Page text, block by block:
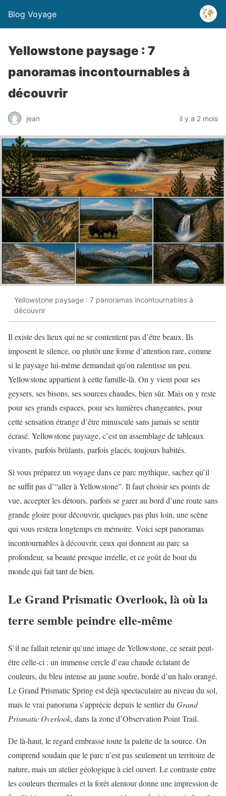
Blog Voyage
Yellowstone paysage : 7
panoramas incontournables à
découvrir
jean il y a 2 mois
Yellowstone paysage : 7 panoramas incontournables à
découvrir
Il existe des lieux qui ne se contentent pas d’être beaux. Ils
imposent le silence, ou plutôt une forme d’attention rare, comme
si le paysage lui-même demandait qu’on ralentisse un peu.
Yellowstone appartient à cette famille-là. On y vient pour ses
geysers, ses bisons, ses sources chaudes, bien sûr. Mais on y reste
pour ses grands espaces, pour ses lumières changeantes, pour
cette sensation étrange d’être minuscule sans jamais se sentir
écrasé. Yellowstone paysage, c’est un assemblage de tableaux
vivants, parfois brûlants, parfois glacés, toujours habités.
Si vous préparez un voyage dans ce parc mythique, sachez qu’il
ne suffit pas d’“aller à Yellowstone”. Il faut choisir ses points de
vue, accepter les détours, parfois se garer au bord d’une route sans
grande gloire pour découvrir, quelques pas plus loin, une scène
qui vous restera longtemps en mémoire. Voici sept panoramas
incontournables à découvrir, ceux qui donnent au parc sa
profondeur, sa beauté presque irréelle, et ce goût de bout du
monde qui fait tant de bien.
Le Grand Prismatic Overlook, là où la
terre semble peindre elle-même
S’il ne fallait retenir qu’une image de Yellowstone, ce serait peut-
être celle-ci : un immense cercle d’eau chaude éclatant de
couleurs, du bleu intense au jaune soufre, bordé d’un halo orangé.
Le Grand Prismatic Spring est déjà spectaculaire au niveau du sol,
mais le vrai panorama s’apprécie depuis le sentier du Grand
Prismatic Overlook, dans la zone d’Observation Point Trail.
De là-haut, le regard embrasse toute la palette de la source. On
comprend soudain que le parc n’est pas seulement un territoire de
nature, mais un atelier géologique à ciel ouvert. Le contraste entre
les couleurs thermales et la forêt alentour donne une impression de